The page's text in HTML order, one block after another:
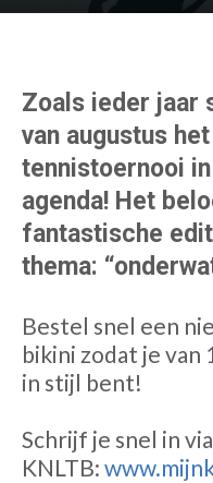
Zoals ieder jaar
van augustus
tennistoernooi
agenda! Het
fantastische
thema:
Bestel snel een
bikini zodat je van
in stijl bent!
Schrijf je snel in
KNLTB: